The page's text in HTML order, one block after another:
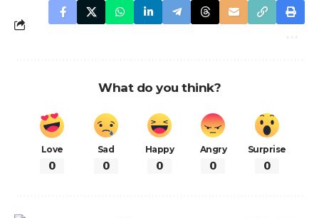
What do you think?
Love
0
Sad
0
Happy
0
Angry
0
Surprise
0